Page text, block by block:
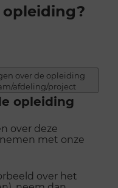
opleiding?
over de opleiding
afdeling/project
opleiding
over deze
met onze
over het